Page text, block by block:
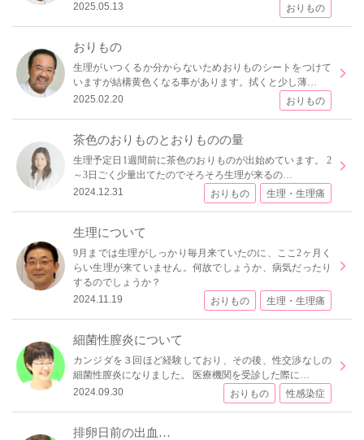
2025.05.13
おりもの
おりもの
生理がいつくるか分からないためおりものシートをつけて
いますが結構黄色くなる事があります。拭くと少し薄…
2025.02.20
おりもの
茶色のおりものとおりものの量
生理予定日1週間前に茶色のおりものが出始めています。 2
～3日ごく少量出てたのでそろそろ生理が来るの…
2024.12.31
おりもの 生理・生理痛
生理について
9月までは生理がしっかり毎月来ていたのに、ここ2ヶ月く
らい生理が来ていません。何故でしょうか、病気だったり
するのでしょうか？
2024.11.19
おりもの 生理・生理痛
細菌性膣炎について
カンジダを３回ほど経験しており、その後、性交渉なしの
細菌性膣炎になりました。 医療機関を受診した際に…
2024.09.30
おりもの 性感染症
排卵日前の出血…